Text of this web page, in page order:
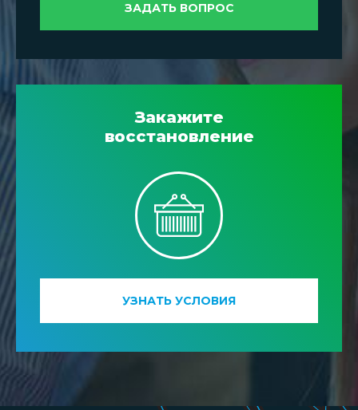
ЗАДАТЬ ВОПРОС
Закажите
восстановление
УЗНАТЬ УСЛОВИЯ